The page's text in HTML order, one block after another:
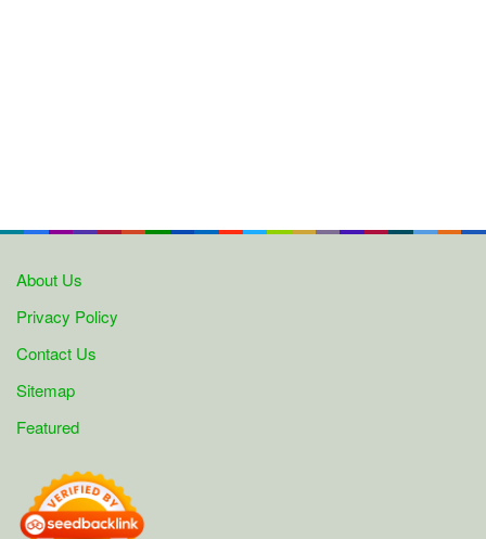
About Us
Privacy Policy
Contact Us
Sitemap
Featured